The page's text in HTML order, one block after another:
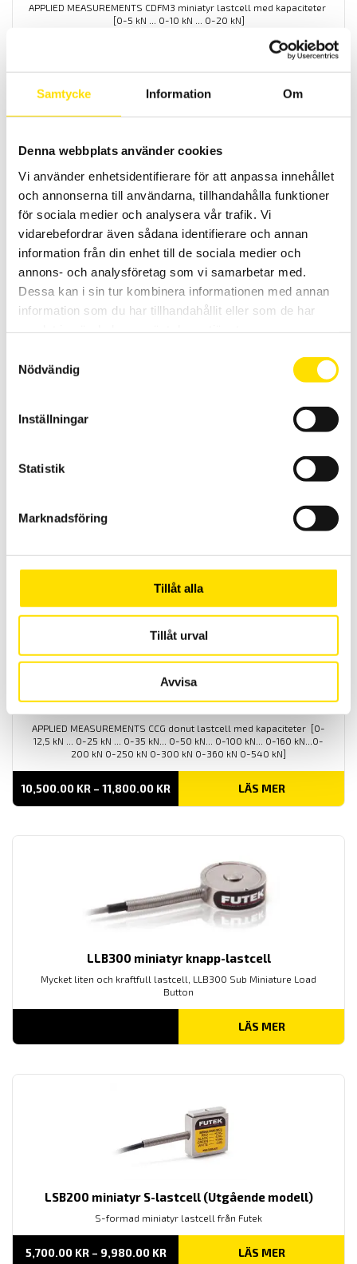
Samtycke Information Om
Denna webbplats använder cookies
Vi använder enhetsidentifierare för att anpassa innehållet
och annonserna till användarna, tillhandahålla funktioner
för sociala medier och analysera vår trafik. Vi
vidarebefordrar även sådana identifierare och annan
information från din enhet till de sociala medier och
annons- och analysföretag som vi samarbetar med.
Dessa kan i sin tur kombinera informationen med annan
information som du har tillhandahållit eller som de har
Nödvändig
Inställningar
Statistik
Marknadsföring
Tillåt alla
Tillåt urval
Avvisa
APPLIED MEASUREMENTS CDFM3 miniatyr lastcell med kapaciteter
[0-5 kN ... 0-10 kN ... 0-20 kN]
TILL
4,700.00 KR
LÄS MER
ME Lastcell KM10 miniatyr knapplastcell
Miniatyrlastcell KM10 från ME knapplastcell i 6 kapaciteter [25N,
50N, 100N, 200N, 500N, 1000N]
3,100.00KR–3,500.00KRPRISINTERVALL:
3,100.00 KR
TILL
LÄS MER
5,600.00KR–25,080.00
25,080.00 KR
CCG Donut lastcell med maxkapaciteter från 12.5 kN
– 200 kN
APPLIED MEASUREMENTS CCG donut lastcell med kapaciteter [0-
12,5 kN ... 0-25 kN ... 0-35 kN... 0-50 kN... 0-100 kN... 0-160 kN...0-
200 kN 0-250 kN 0-300 kN 0-360 kN 0-540 kN]
10,500.00 KR – 11,800.00 KRPRISINTERVALL:
TILL
LÄS MER
LLB300 miniatyr knapp-lastcell
Mycket liten och kraftfull lastcell, LLB300 Sub Miniature Load
Button
LÄS MER
LSB200 miniatyr S-lastcell (Utgående modell)
S-formad miniatyr lastcell från Futek
5,700.00 KR – 9,980.00 KRPRISINTERVALL:LÄS MER